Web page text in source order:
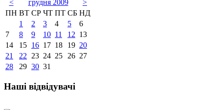
< грудня 2009
>
ПН ВТ СР ЧТ ПТ СБ НД
1
2 3 4 5
6
7
8 9 10 11 12 13
14
15 16 17 18 19 20
21
22 23 24 25 26 27
28
29 30 31
Наші відвідувачі